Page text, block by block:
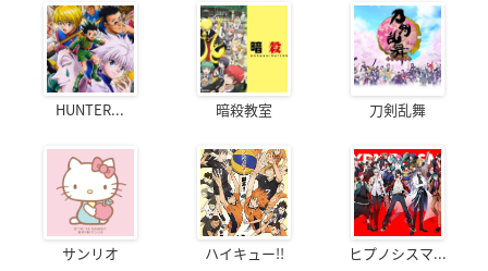
HUNTER... 暗殺教室 刀剣乱舞
サンリオ ハイキュー!! ヒプノシスマ...